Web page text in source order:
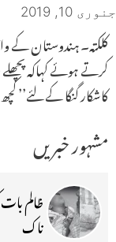
جنوری 10, 2019
کلکتہ۔ ہندوستان کے
کرتے ہوئے کہاکہ
کاشکار گنگا کے لئے’’ کچھ
مشہور خبریں
ظالم
ناک